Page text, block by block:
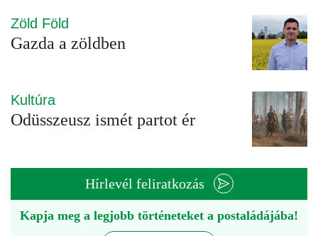
Zöld Föld
Gazda a zöldben
Kultúra
Odüsszeusz ismét partot ér
Hírlevél feliratkozás
Kapja meg a legjobb történeteket a postaládájába!